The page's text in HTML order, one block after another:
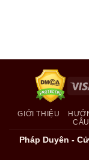
GIỚI THIỆU
Pháp Duyên -